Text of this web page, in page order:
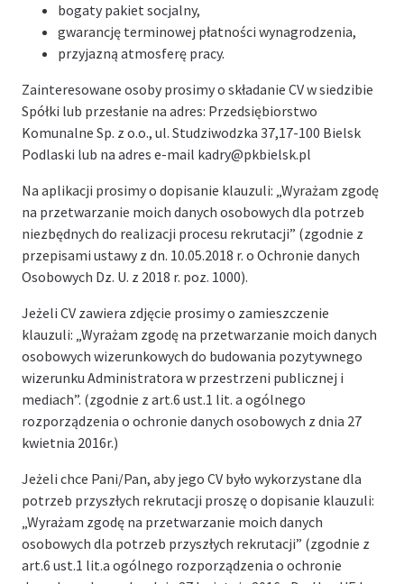
bogaty pakiet socjalny,
gwarancję terminowej płatności wynagrodzenia,
przyjazną atmosferę pracy.
Zainteresowane osoby prosimy o składanie CV w siedzibie
Spółki lub przesłanie na adres: Przedsiębiorstwo
Komunalne Sp. z o.o., ul. Studziwodzka 37,17-100 Bielsk
Podlaski lub na adres e-mail kadry@pkbielsk.pl
Na aplikacji prosimy o dopisanie klauzuli: „Wyrażam zgodę
na przetwarzanie moich danych osobowych dla potrzeb
niezbędnych do realizacji procesu rekrutacji” (zgodnie z
przepisami ustawy z dn. 10.05.2018 r. o Ochronie danych
Osobowych Dz. U. z 2018 r. poz. 1000).
Jeżeli CV zawiera zdjęcie prosimy o zamieszczenie
klauzuli: „Wyrażam zgodę na przetwarzanie moich danych
osobowych wizerunkowych do budowania pozytywnego
wizerunku Administratora w przestrzeni publicznej i
mediach”. (zgodnie z art.6 ust.1 lit. a ogólnego
rozporządzenia o ochronie danych osobowych z dnia 27
kwietnia 2016r.)
Jeżeli chce Pani/Pan, aby jego CV było wykorzystane dla
potrzeb przyszłych rekrutacji proszę o dopisanie klauzuli:
„Wyrażam zgodę na przetwarzanie moich danych
osobowych dla potrzeb przyszłych rekrutacji” (zgodnie z
art.6 ust.1 lit.a ogólnego rozporządzenia o ochronie